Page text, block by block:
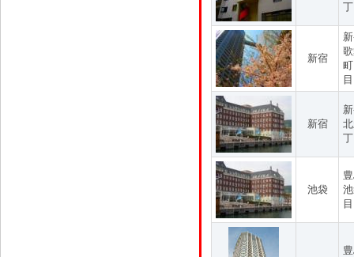
新宿
目
新宿
池袋